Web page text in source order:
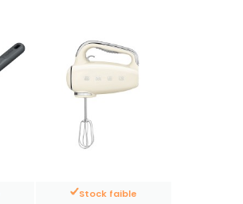
Stock faible